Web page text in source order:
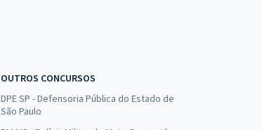
OUTROS CONCURSOS
DPE SP - Defensoria Pública do Estado de
São Paulo